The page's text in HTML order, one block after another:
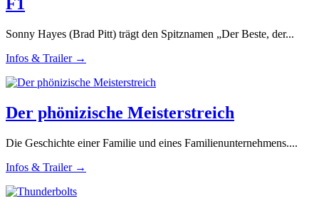
Sonny Hayes (Brad Pitt) trägt den Spitznamen „Der Beste, der...
Infos & Trailer →
Der phönizische Meisterstreich
Die Geschichte einer Familie und eines Familienunternehmens....
Infos & Trailer →